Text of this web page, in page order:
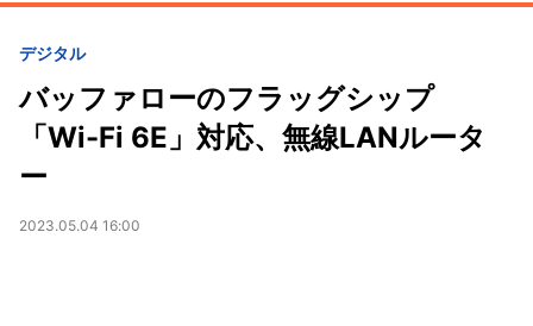
デジタル
バッファローのフラッグシップ
「Wi-Fi 6E」対応、無線LANルータ
ー
2023.05.04 16:00